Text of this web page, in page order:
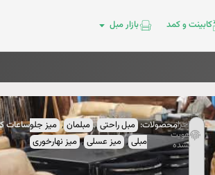
کابینت و کمد بازار مبل
احراز
هویت
نشده
محصولات: مبل راحتی , مبلمان , میز جلو
مبلی , میز عسلی , میز نهارخوری
ساعات